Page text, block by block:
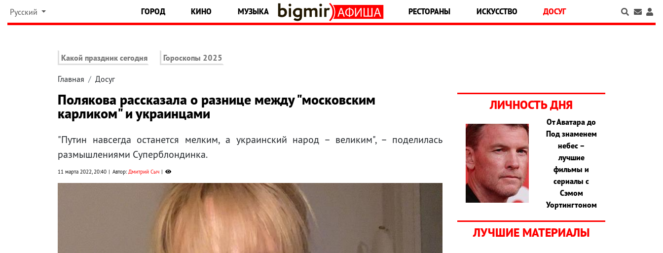
Русский ГОРОД КИНО МУЗЫКА РЕСТОРАНЫ ИСКУССТВО ДОСУГ
Какой праздник сегодня Гороскопы 2025
Главная Досуг
Полякова рассказала о разнице между "московским
карликом" и украинцами
"Путин навсегда останется мелким, а украинский народ – великим", – поделилась
размышлениями Суперблондинка.
11 марта 2022, 20:40 Автор:Дмитрий Сыч
ЛИЧНОСТЬ ДНЯ
От Аватара до
Под знаменем
небес –
лучшие
фильмы и
сериалы с
Сэмом
Уортингтоном
ЛУЧШИЕ МАТЕРИАЛЫ